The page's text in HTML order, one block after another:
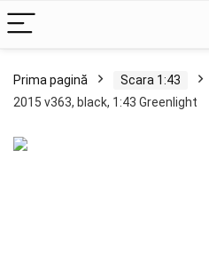
Prima pagină Scara 1:43
2015 v363, black, 1:43 Greenlight